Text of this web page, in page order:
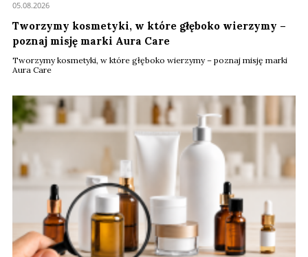
poznaj misję marki Aura Care
Tworzymy kosmetyki, w które głęboko wierzymy – poznaj misję marki
Aura Care